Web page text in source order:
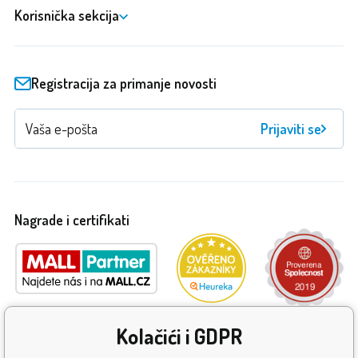
Korisnička sekcija
Registracija za primanje novosti
Prijaviti se
Nagrade i certifikati
Kolačići i GDPR